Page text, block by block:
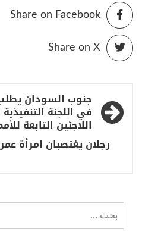
Share on Facebook
Share on X
تصفّح
المقالات
جنوب السودان
في اللجنة
اللاجئين التابعة
عن: